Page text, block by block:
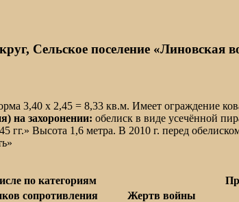
Сельское поселение «Линовская
3,40 х 2,45 = 8,33 кв.м. Имеет ограждение
на захоронении: обелиск в виде усечённой
гг.» Высота 1,6 метра. В 2010 г. перед
по категориям
сопротивления
Жертв войны